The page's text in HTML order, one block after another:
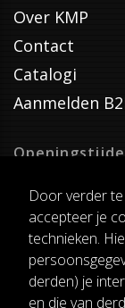
Door verder
accepteer je
technieken.
derden) je
en die van
Over KMP
Contact
Catalogi
Aanmelden
Dinsdag T/M
van 8:00-17:00
Verzenddagen
Dinsdag T/M
Pauze
12:30-13:00